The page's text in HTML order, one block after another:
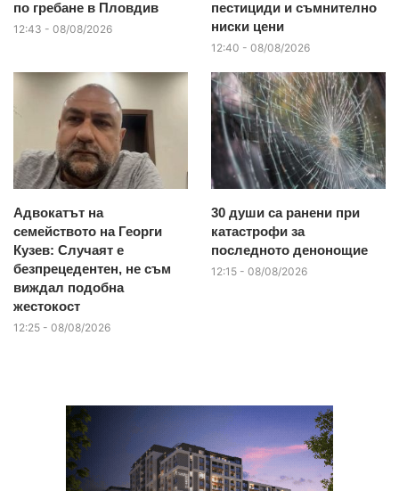
по гребане в Пловдив
12:43 - 08/08/2026
пестициди и съмнително
ниски цени
12:40 - 08/08/2026
Адвокатът на
семейството на Георги
Кузев: Случаят е
безпрецедентен, не съм
виждал подобна
жестокост
12:25 - 08/08/2026
30 души са ранени при
катастрофи за
последното денонощие
12:15 - 08/08/2026